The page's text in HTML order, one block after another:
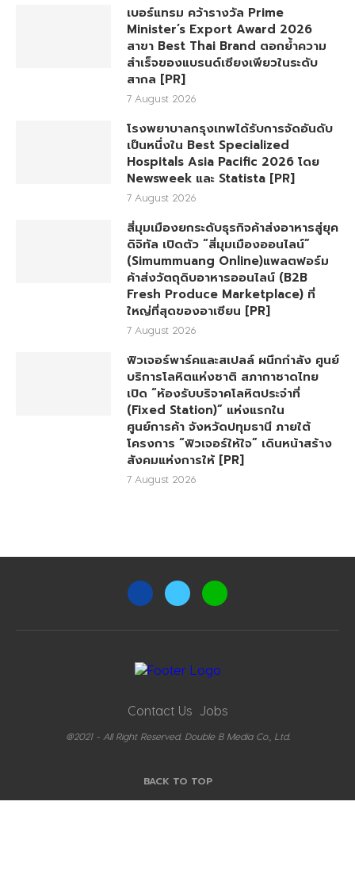
ริยาด แอร์ เปิดจำหน่ายบัตรโดยสารเส้น
ทางบินตรงสู่กรุงเทพฯ เดินหน้าขยาย
เครือข่ายการบินทั่วเอเชีย [PR]
7 August 2026
เบอร์แทรม คว้ารางวัล Prime
Minister’s Export Award 2026
สาขา Best Thai Brand ตอกย้ำความ
สำเร็จของแบรนด์เซียงเพียวในระดับ
สากล [PR]
7 August 2026
โรงพยาบาลกรุงเทพได้รับการจัดอันดับ
เป็นหนึ่งใน Best Specialized
Hospitals Asia Pacific 2026 โดย
Newsweek และ Statista [PR]
7 August 2026
สี่มุมเมืองยกระดับธุรกิจค้าส่งอาหารสู่ยุค
ดิจิทัล เปิดตัว “สี่มุมเมืองออนไลน์”
(Simummuang Online)แพลตฟอร์ม
ค้าส่งวัตถุดิบอาหารออนไลน์ (B2B
Fresh Produce Marketplace) ที่
ใหญ่ที่สุดของอาเซียน [PR]
7 August 2026
ฟิวเจอร์พาร์คและสเปลล์ ผนึกกำลัง ศูนย์
บริการโลหิตแห่งชาติ สภากาชาดไทย
เปิด “ห้องรับบริจาคโลหิตประจำที่
(Fixed Station)” แห่งแรกใน
7 August 2026
Contact Us Jobs